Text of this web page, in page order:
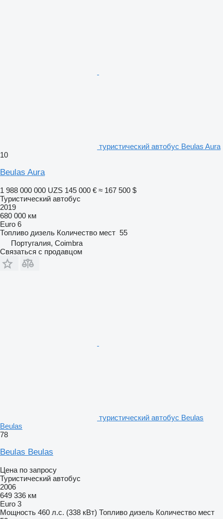
туристический автобус Beulas Aura
10
Beulas Aura
1 988 000 000 UZS 145 000 € ≈ 167 500 $
Туристический автобус
2019
680 000 км
Euro 6
Топливо дизель Количество мест 55
Португалия, Coimbra
Связаться с продавцом
туристический автобус Beulas
Beulas
78
Beulas Beulas
Цена по запросу
Туристический автобус
2006
649 336 км
Euro 3
Мощность 460 л.с. (338 кВт) Топливо дизель Количество мест